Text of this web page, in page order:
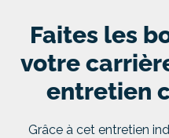
Faites les
votre
entretien
Grâce à cet entretien